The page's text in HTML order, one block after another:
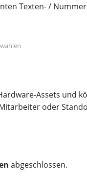
Texten- /
Assets und
oder
abgeschlossen.